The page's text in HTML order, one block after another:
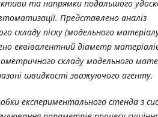
та напрямки подальшого
Представлено аналіз
складу піску (модельного
еквівалентний діаметр
складу модельного
швидкості зважуючого агенту.
експериментального стенда з